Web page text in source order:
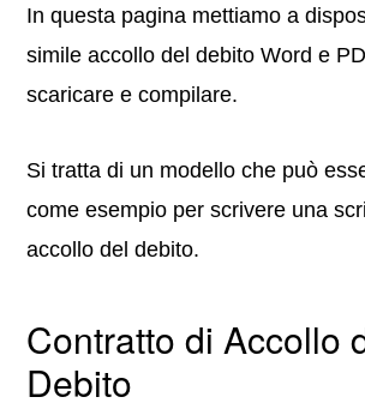
In questa pagina mettiamo a
simile accollo del debito Word e
scaricare e compilare.
Si tratta di un modello che può
come esempio per scrivere una
accollo del debito.
Contratto di Accollo
Debito